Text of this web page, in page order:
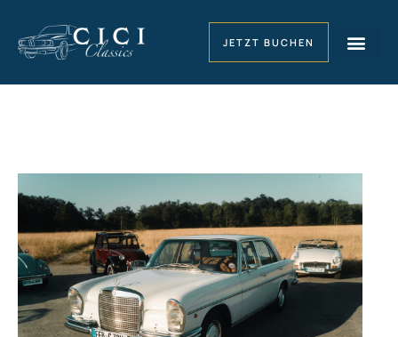
JETZT BUCHEN